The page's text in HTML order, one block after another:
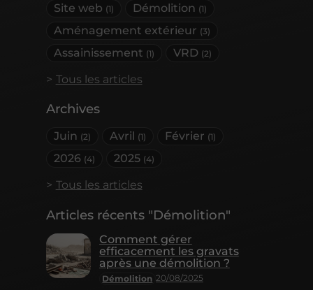
Site web (1) Démolition (1)
Aménagement extérieur (3)
Assainissement (1) VRD (2)
Tous les articles
Archives
Juin (2) Avril (1) Février (1)
2026 (4) 2025 (4)
Tous les articles
Articles récents "Démolition"
Démolition 20/08/2025
Comment gérer
efficacement les gravats
après une démolition ?